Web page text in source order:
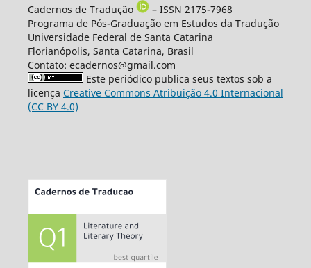
Cadernos de Tradução
– ISSN 2175-7968
Programa de Pós-Graduação em Estudos da Tradução
Universidade Federal de Santa Catarina
Florianópolis, Santa Catarina, Brasil
Contato: ecadernos@gmail.com
Este periódico publica seus textos sob a
licença Creative Commons Atribuição 4.0 Internacional
(CC BY 4.0)